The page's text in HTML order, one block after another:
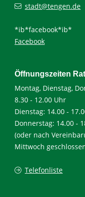
stadt@tengen.de
*ib*facebook*ib*
Facebook
Öffnungszeiten
Montag, Dienstag,
8.30 - 12.00 Uhr
Dienstag: 14.00 -
Donnerstag: 14.00 -
(oder nach
Mittwoch
Telefonliste